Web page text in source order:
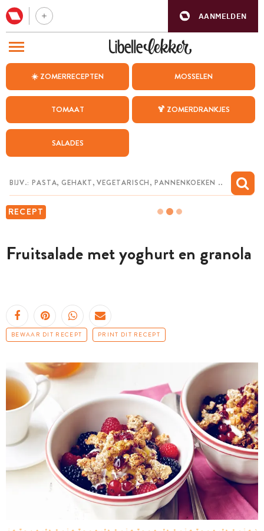
AANMELDEN
☀️ ZOMERRECEPTEN MOSSELEN
TOMAAT 🍹 ZOMERDRANKJES
SALADES
RECEPT
Fruitsalade met yoghurt en granola
BEWAAR DIT RECEPT PRINT DIT RECEPT
BEZOEK ONZE ANDERE WEBSITES
WEEKMENU
CHAT MET MAIA
MIJN BEWAARDE RECEPTEN